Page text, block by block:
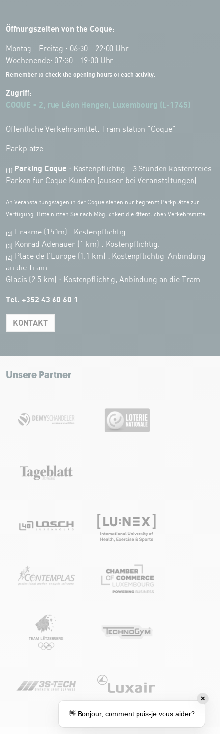
Öffnungszeiten von the Coque:
Montag - Freitag : 06:30 - 22:00 Uhr
Wochenende: 07:30 - 19:00 Uhr
Remember to check the opening hours of each activity.
Zugriff:
COQUE • 2, rue Léon Hengen, Luxembourg (L-1745)
Öffentliche Verkehrsmittel: Tram station "Coque"
Parkplätze
(1) Parking Coque : Kostenpflichtig - 3 Stunden kostenfreies
Parken für Coque Kunden (ausser bei Veranstaltungen)
An Veranstaltungstagen in der Coque stehen nur begrenzt Parkplätze zur
Verfügung. Bitte nutzen Sie nach Möglichkeit die öffentlichen Verkehrsmittel.
(2) Erasme (150m) : Kostenpflichtig.
(3) Konrad Adenauer (1 km) : Kostenpflichtig.
(4)
Place de l'Europe (1.1 km) : Kostenpflichtig, Anbindung
an die Tram.
Glacis (2.5 km) : Kostenpflichtig, Anbindung an die Tram.
Tel: +352 43 60 60 1
KONTAKT
+
−
Leaflet|Map tiles by Carto, under CC BY 3.0. Data by OpenStreetMap, under
Unsere Partner
✕
👋 Bonjour, comment puis-je vous aider?